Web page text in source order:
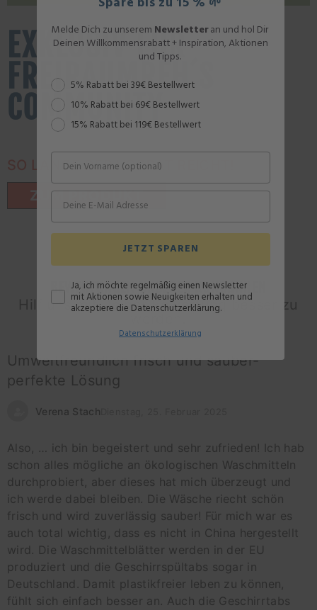
EXKLUSIV FÜR
FREIRAUMREH´S
COMMUNITY
SO LANGE DER VORRAT REICHT!
ZUM PRODUKT
BEWERTUNGEN UNSERER KUND:INNEN
Hilf uns mit Deiner Bewertung besser zu
Umweltfreundlich frisch und sauber-
perfekte Lösung
Verena Stach
Also, … ich bin begeistert und sehr zufrieden! Ich hab
schon alles mögliche an ökologischen Waschmitteln
durchprobiert, aber dieses hat mich überzeugt und
ich werde dabei bleiben. Die Wäsche riecht schön
frisch und wird zuverlässig sauber! Für mich war es
auch total wichtig, dass es nicht in China hergestellt
wird. Die Waschmittelblätter werden in der EU
produziert und die Geschirrspültabs sogar in
Deutschland. Damit plastikfreier leben zu können,
fühlt sich einfach besser an. Auch die Geschirrtabs
Spare bis zu 15 % 🌱
Melde Dich zu unserem Newsletter an und hol Dir
Deinen Willkommensrabatt + Inspiration, Aktionen
und Tipps.
Rabattstaffel
5% Rabatt bei 39€ Bestellwert
10% Rabatt bei 69€ Bestellwert
15% Rabatt bei 119€ Bestellwert
JETZT SPAREN
Ja, ich möchte regelmäßig einen Newsletter
mit Aktionen sowie Neuigkeiten erhalten und
akzeptiere die Datenschutzerklärung.
Datenschutzerklärung